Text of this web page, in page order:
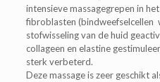
intensieve massagegrepen in
fibroblasten
stofwisseling van de huid
collageen en elastine
sterk verbeterd.
Deze massage is zeer geschikt